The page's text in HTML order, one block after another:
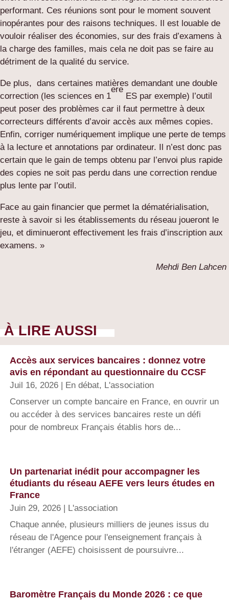
performant. Ces réunions sont pour le moment souvent
inopérantes pour des raisons techniques. Il est louable de
vouloir réaliser des économies, sur des frais d’examens à
la charge des familles, mais cela ne doit pas se faire au
détriment de la qualité du service.
De plus, dans certaines matières demandant une double
correction (les sciences en 1
ere
ES par exemple) l’outil
peut poser des problèmes car il faut permettre à deux
correcteurs différents d’avoir accès aux mêmes copies.
Enfin, corriger numériquement implique une perte de temps
à la lecture et annotations par ordinateur. Il n’est donc pas
certain que le gain de temps obtenu par l’envoi plus rapide
des copies ne soit pas perdu dans une correction rendue
plus lente par l’outil.
Face au gain financier que permet la dématérialisation,
reste à savoir si les établissements du réseau joueront le
jeu, et diminueront effectivement les frais d’inscription aux
examens. »
Mehdi Ben Lahcen
À LIRE AUSSI
Accès aux services bancaires : donnez votre
avis en répondant au questionnaire du CCSF
Juil 16, 2026 En débat, L'association
Conserver un compte bancaire en France, en ouvrir un
ou accéder à des services bancaires reste un défi
pour de nombreux Français établis hors de...
Un partenariat inédit pour accompagner les
étudiants du réseau AEFE vers leurs études en
France
Juin 29, 2026
L'association
Chaque année, plusieurs milliers de jeunes issus du
réseau de l'Agence pour l'enseignement français à
l'étranger (AEFE) choisissent de poursuivre...
Baromètre Français du Monde 2026 : ce que